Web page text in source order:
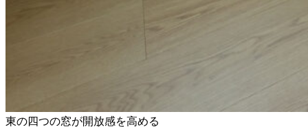
東の四つの窓が開放感を高める